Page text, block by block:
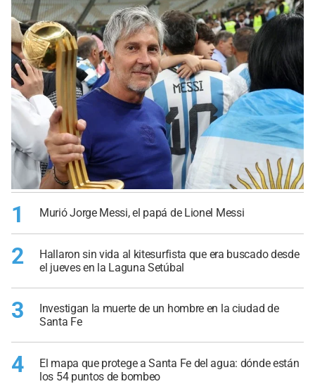
1 Murió Jorge Messi, el papá de Lionel Messi
2
Hallaron sin vida al kitesurfista que era buscado desde
el jueves en la Laguna Setúbal
3
Investigan la muerte de un hombre en la ciudad de
Santa Fe
4
El mapa que protege a Santa Fe del agua: dónde están
los 54 puntos de bombeo